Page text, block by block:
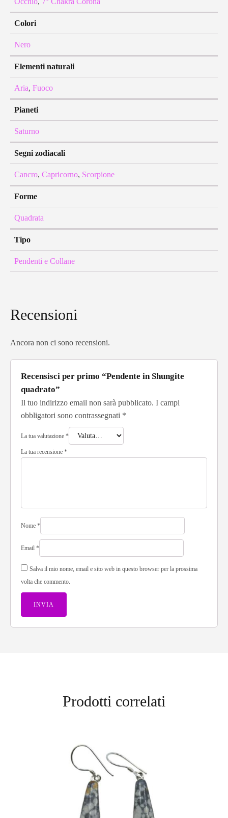
Colori
Nero
Elementi naturali
Aria, Fuoco
Pianeti
Saturno
Segni zodiacali
Cancro, Capricorno, Scorpione
Forme
Quadrata
Tipo
Pendenti e Collane
Recensioni
Ancora non ci sono recensioni.
Recensisci per primo “Pendente in Shungite
quadrato”
Il tuo indirizzo email non sarà pubblicato. I campi
obbligatori sono contrassegnati *
La tua valutazione *
La tua recensione *
Nome *
Email *
Salva il mio nome, email e sito web in questo browser per la prossima
volta che commento.
Prodotti correlati